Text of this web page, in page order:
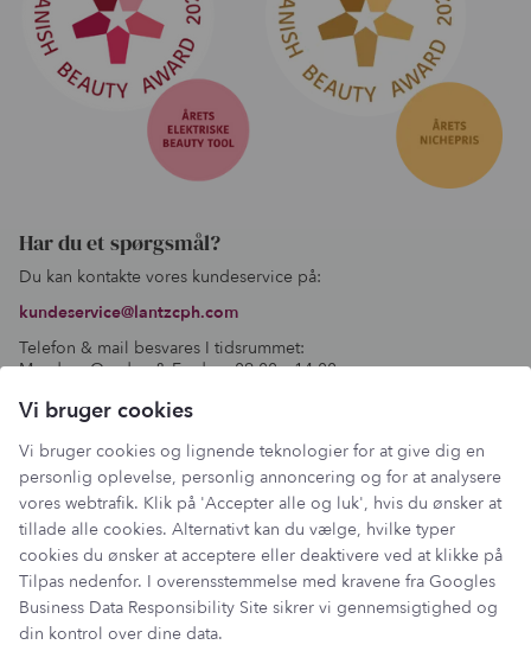
Har du et spørgsmål?
Du kan kontakte vores kundeservice på:
kundeservice@lantzcph.com
Telefon & mail besvares I tidsrummet:
Mandag, Onsdag & Fredag: 09.00 – 14.00
+45 60 13 27 49
Information
Min Konto
Lantz Univers
Handelsbetingelser
Fortrydelsesret
Vi bruger cookies
Vi bruger cookies og lignende teknologier for at give dig en
personlig oplevelse, personlig annoncering og for at analysere
vores webtrafik. Klik på 'Accepter alle og luk', hvis du ønsker at
tillade alle cookies. Alternativt kan du vælge, hvilke typer
cookies du ønsker at acceptere eller deaktivere ved at klikke på
Tilpas nedenfor. I overensstemmelse med kravene fra Googles
Business Data Responsibility Site sikrer vi gennemsigtighed og
din kontrol over dine data.